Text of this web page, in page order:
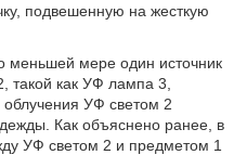
подвешенную на жесткую
меньшей мере один источник
такой как УФ лампа 3,
УФ светом 2
Как объяснено ранее, в
УФ светом 2 и предметом 1